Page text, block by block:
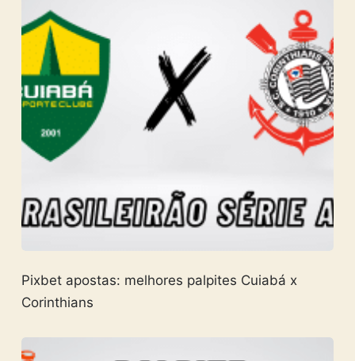
Pixbet apostas: melhores palpites Cuiabá x
Corinthians